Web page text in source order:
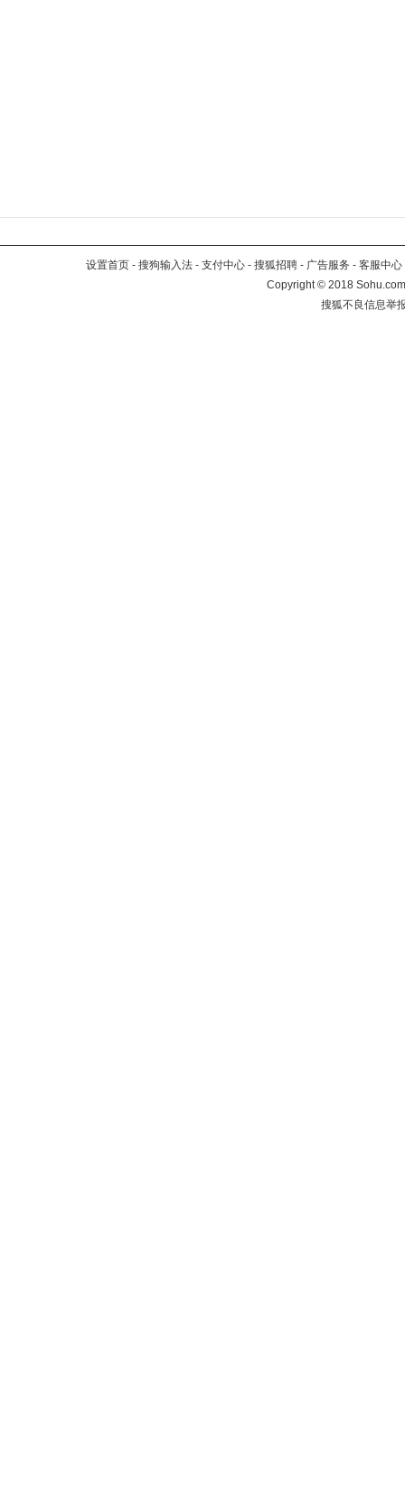
设置首页 - 搜狗输入法 - 支付中心 - 搜狐招聘 - 广告服务 - 客服中心
Copyright©2018
搜狐不良信息举